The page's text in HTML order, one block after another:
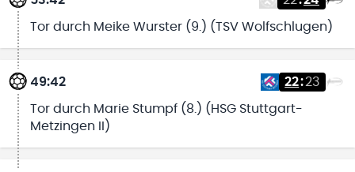
Tor durch Meike Wurster (9.) (TSV Wolfschlugen)
49:42 22:23
Tor durch Marie Stumpf (8.) (HSG Stuttgart-
Metzingen II)